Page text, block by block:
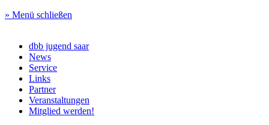
» Menü schließen
dbb jugend saar
News
Service
Links
Partner
Veranstaltungen
Mitglied werden!